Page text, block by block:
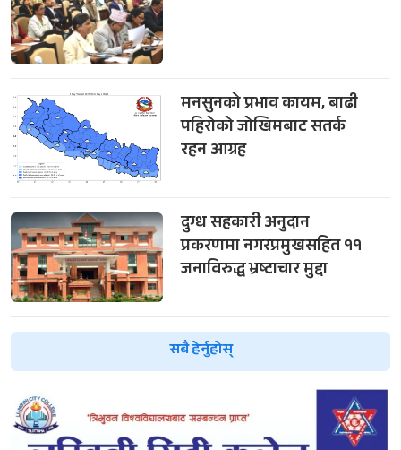
मनसुनको प्रभाव कायम, बाढी
पहिरोको जोखिमबाट सतर्क
रहन आग्रह
दुग्ध सहकारी अनुदान
प्रकरणमा नगरप्रमुखसहित ११
जनाविरुद्ध भ्रष्टाचार मुद्दा
सबै हेर्नुहोस्